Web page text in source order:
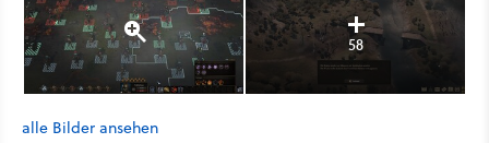
58
alle Bilder ansehen